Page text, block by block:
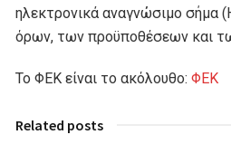
ηλεκτρονικά αναγνώσιμο σήμα
όρων, των προϋποθέσεων και
Το ΦΕΚ είναι το ακόλουθο: ΦΕΚ
Related posts